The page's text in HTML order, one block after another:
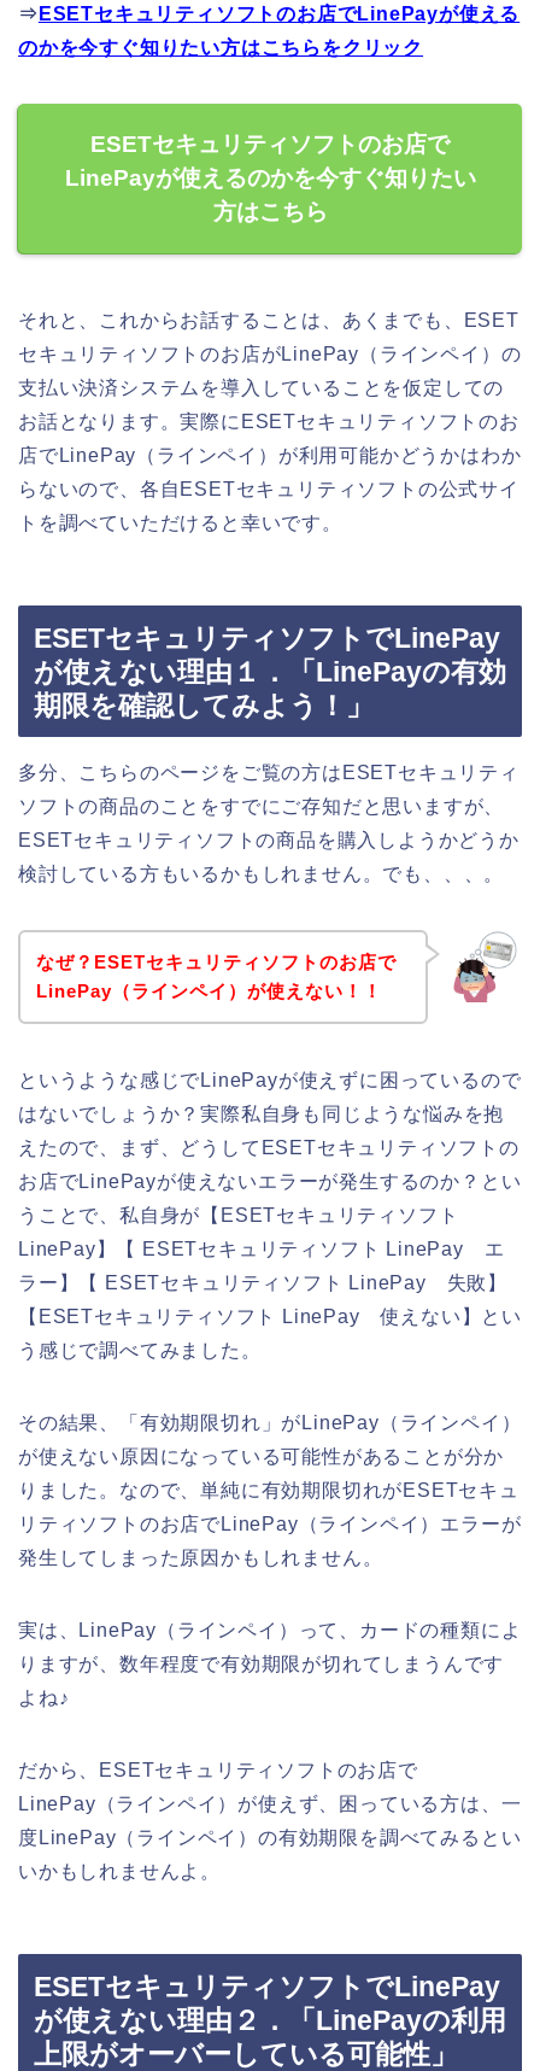
⇒ ESETセキュリティソフトのお店でLinePayが使える
のかを今すぐ知りたい方はこちらをクリック
ESETセキュリティソフトのお店で
LinePayが使えるのかを今すぐ知りたい
方はこちら
それと、これからお話することは、あくまでも、ESET
セキュリティソフトのお店がLinePay（ラインペイ）の
支払い決済システムを導入していることを仮定しての
お話となります。実際にESETセキュリティソフトのお
店でLinePay（ラインペイ）が利用可能かどうかはわか
らないので、各自ESETセキュリティソフトの公式サイ
トを調べていただけると幸いです。
ESETセキュリティソフトでLinePay
が使えない理由１．「LinePayの有効
期限を確認してみよう！」
多分、こちらのページをご覧の方はESETセキュリティ
ソフトの商品のことをすでにご存知だと思いますが、
ESETセキュリティソフトの商品を購入しようかどうか
検討している方もいるかもしれません。でも、、、。
なぜ？ESETセキュリティソフトのお店で
LinePay（ラインペイ）が使えない！！
というような感じでLinePayが使えずに困っているので
はないでしょうか？実際私自身も同じような悩みを抱
えたので、まず、どうしてESETセキュリティソフトの
お店でLinePayが使えないエラーが発生するのか？とい
うことで、私自身が【ESETセキュリティソフト
LinePay】【 ESETセキュリティソフト LinePay エ
ラー】【 ESETセキュリティソフト LinePay 失敗】
【ESETセキュリティソフト LinePay 使えない】とい
う感じで調べてみました。
その結果、「有効期限切れ」がLinePay（ラインペイ）
が使えない原因になっている可能性があることが分か
りました。なので、単純に有効期限切れがESETセキュ
リティソフトのお店でLinePay（ラインペイ）エラーが
発生してしまった原因かもしれません。
実は、LinePay（ラインペイ）って、カードの種類によ
りますが、数年程度で有効期限が切れてしまうんです
よね♪
だから、ESETセキュリティソフトのお店で
LinePay（ラインペイ）が使えず、困っている方は、一
度LinePay（ラインペイ）の有効期限を調べてみるとい
いかもしれませんよ。
ESETセキュリティソフトでLinePay
が使えない理由２．「LinePayの利用
上限がオーバーしている可能性」